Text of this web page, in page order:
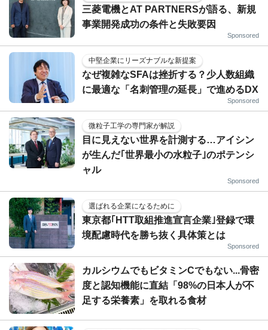
三菱電機とAT PARTNERSが語る、新規
事業開発成功の条件と失敗要因
Sponsored
中堅企業にリーズナブルな新提案
なぜ複雑なSFAは挫折する？少人数組織
に最適な「名刺管理の延長」で進めるDX
Sponsored
微粒子工学の専門家が解説
目に見えない世界を計測する…アイシン
が生んだ｢世界最小の水粒子｣のポテンシ
ャル
Sponsored
選ばれる企業になるために
東京都｢HTT取組推進宣言企業｣登録で環
境配慮時代を勝ち抜く具体策とは
Sponsored
カルシウムでもビタミンCでもない...骨密
度と認知機能に直結「98%の日本人が不
足する栄養素」を取れる食材